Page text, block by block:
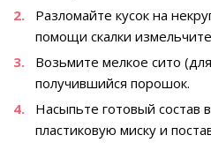
Разломайте кусок на
помощи скалки
Возьмите мелкое сито
получившийся порошок.
Насыпьте готовый состав
пластиковую миску и